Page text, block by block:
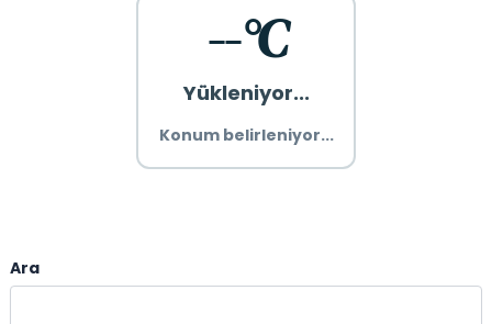
--°C
Yükleniyor...
Konum belirleniyor...
Ara